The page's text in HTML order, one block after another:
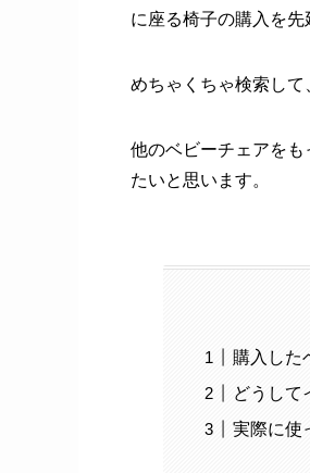
に座る椅子の購入を先
めちゃくちゃ検索して
他のベビーチェアを
たいと思います。
購入した
どうして
実際に使